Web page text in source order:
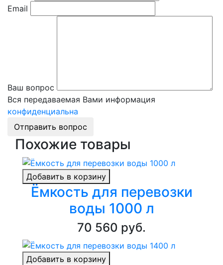
Email
Ваш вопрос
Вся передаваемая Вами информация
конфиденциальна
Отправить вопрос
Похожие товары
Добавить в корзину
Ёмкость для перевозки
воды 1000 л
70 560 руб.
Добавить в корзину